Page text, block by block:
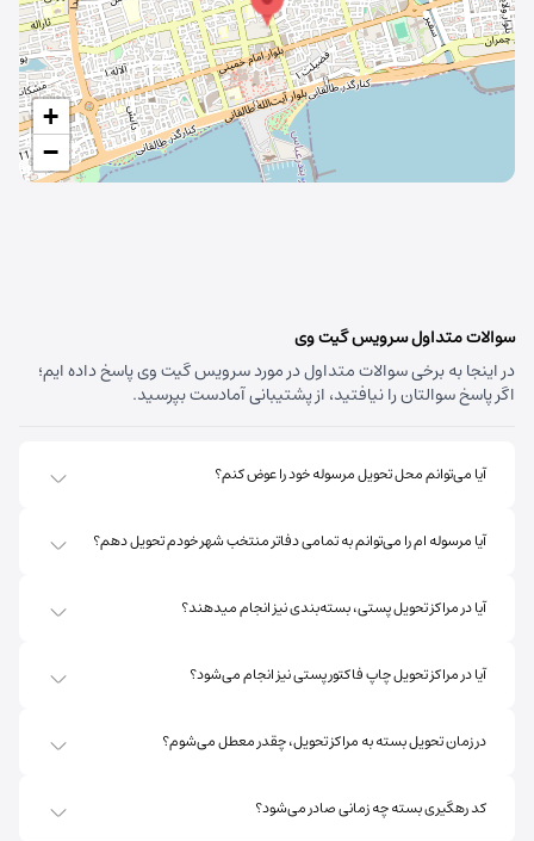
+
−
سوالات متداول سرویس گیت وی
در اینجا به برخی سوالات متداول در مورد سرویس گیت وی پاسخ داده ایم؛
اگر پاسخ سوالتان را نیافتید، از پشتیبانی آمادست بپرسید.
آیا می‌توانم محل تحویل مرسوله خود را عوض کنم؟
آیا مرسوله ام را می‌توانم به تمامی دفاتر منتخب شهر خودم تحویل دهم؟
آیا در مراکز تحویل پستی، بسته‌بندی نیز انجام میدهند؟
آیا در مراکز تحویل چاپ فاکتور پستی نیز انجام می‌شود؟
در زمان تحویل بسته به مراکز تحویل، چقدر معطل می‌شوم؟
کد رهگیری بسته چه زمانی صادر می‌شود؟